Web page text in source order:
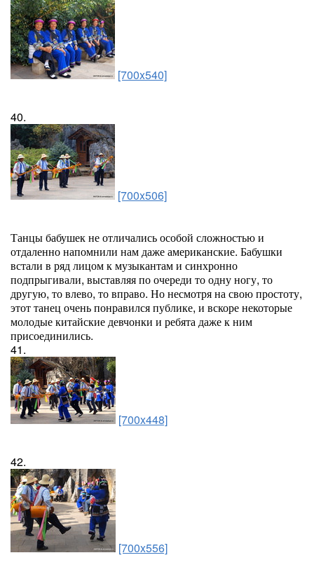
[700x540]
40.
[700x506]
Танцы бабушек не отличались особой сложностью и
отдаленно напомнили нам даже американские. Бабушки
встали в ряд лицом к музыкантам и синхронно
подпрыгивали, выставляя по очереди то одну ногу, то
другую, то влево, то вправо. Но несмотря на свою простоту,
этот танец очень понравился публике, и вскоре некоторые
молодые китайские девчонки и ребята даже к ним
присоединились.
41.
[700x448]
42.
[700x556]